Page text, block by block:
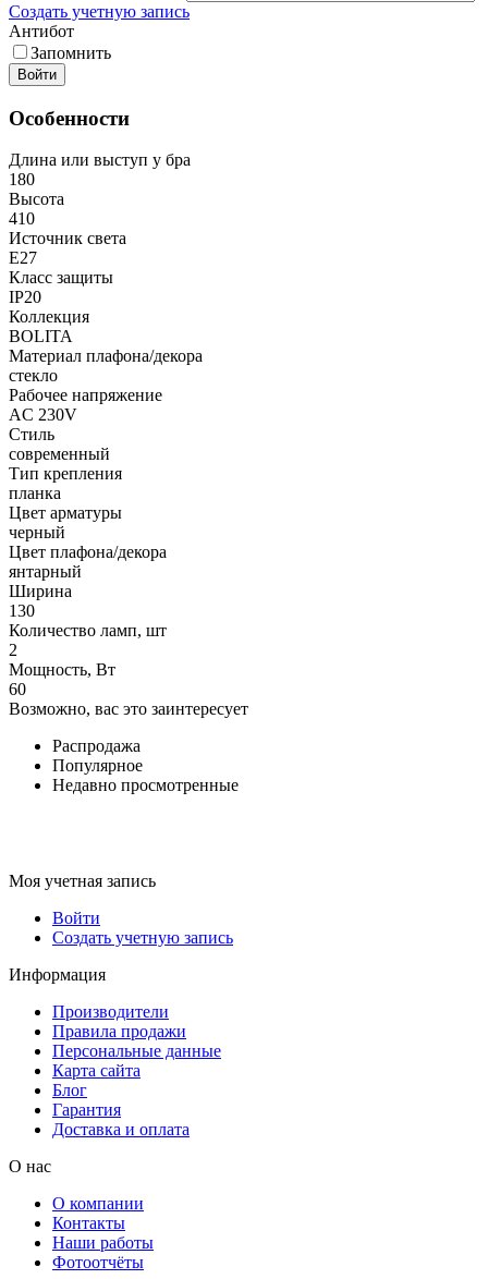
Создать учетную запись
Антибот
Запомнить
Войти
Особенности
Длина или выступ у бра
180
Высота
410
Источник света
E27
Класс защиты
IP20
Коллекция
BOLITA
Материал плафона/декора
стекло
Рабочее напряжение
AC 230V
Стиль
современный
Тип крепления
планка
Цвет арматуры
черный
Цвет плафона/декора
янтарный
Ширина
130
Количество ламп, шт
2
Мощность, Вт
60
Возможно, вас это заинтересует
Распродажа
Популярное
Недавно просмотренные
Моя учетная запись
Войти
Создать учетную запись
Информация
Производители
Правила продажи
Персональные данные
Карта сайта
Блог
Гарантия
Доставка и оплата
О нас
О компании
Контакты
Наши работы
Фотоотчёты